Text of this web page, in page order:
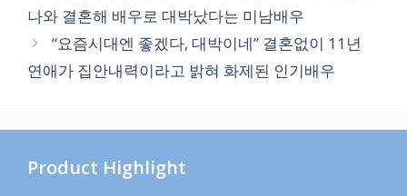
나와 결혼해 배우로 대박났다는 미남배우
“요즘시대엔 좋겠다, 대박이네” 결혼없이 11년
연애가 집안내력이라고 밝혀 화제된 인기배우
Product Highlight